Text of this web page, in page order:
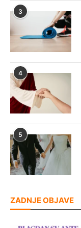
3
4
5
ZADNJE OBJAVE